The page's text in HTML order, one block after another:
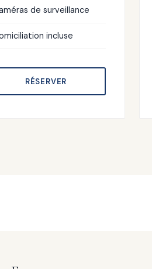
de surveillance
incluse
RÉSERVER